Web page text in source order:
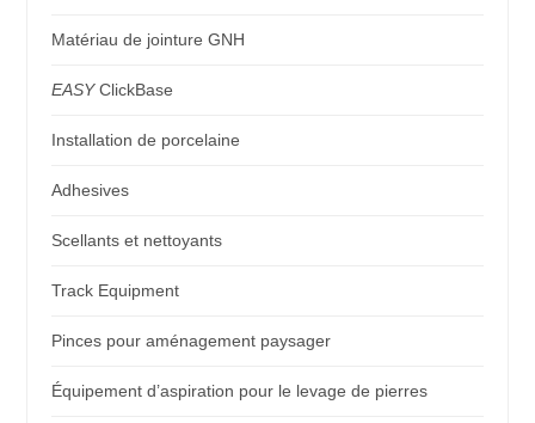
Matériau de jointure GNH
EASYClickBase
Installation de porcelaine
Adhesives
Scellants et nettoyants
Track Equipment
Pinces pour aménagement paysager
Équipement d’aspiration pour le levage de pierres